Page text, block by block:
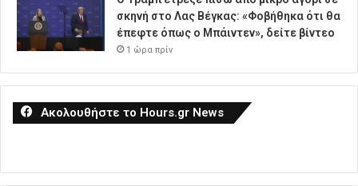
σκηνή στο Λας Βέγκας: «Φοβήθηκα ότι θα
έπεφτε όπως ο Μπάιντεν», δείτε βίντεο
1 ώρα πρίν
Ακολουθήστε το Hours.gr News